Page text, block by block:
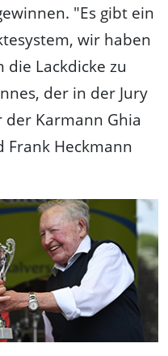
"Es gibt ein
wir haben
die Lackdicke zu
der in der Jury
Karmann Ghia
Frank Heckmann